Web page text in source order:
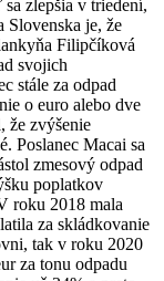
zlepšia v triedení,
Slovenska je, že
Filipčíková
svojich
stále za odpad
o euro alebo dve
že zvýšenie
Poslanec Macai sa
zmesový odpad
poplatkov
roku 2018 mala
za skládkovanie
tak v roku 2020
za tonu odpadu